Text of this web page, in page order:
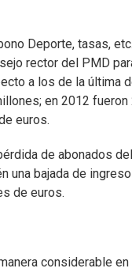
Deporte, tasas,
rector del PMD
a los de la última
en 2012
euros.
de abonados
una bajada de
de euros.
considerable